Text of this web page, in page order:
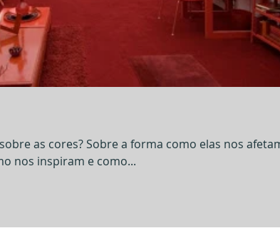
as cores? Sobre a forma como elas nos
nos inspiram e como...